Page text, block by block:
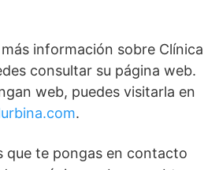
información sobre Clínica
consultar su página web.
web, puedes visitarla en
.
que te pongas en contacto